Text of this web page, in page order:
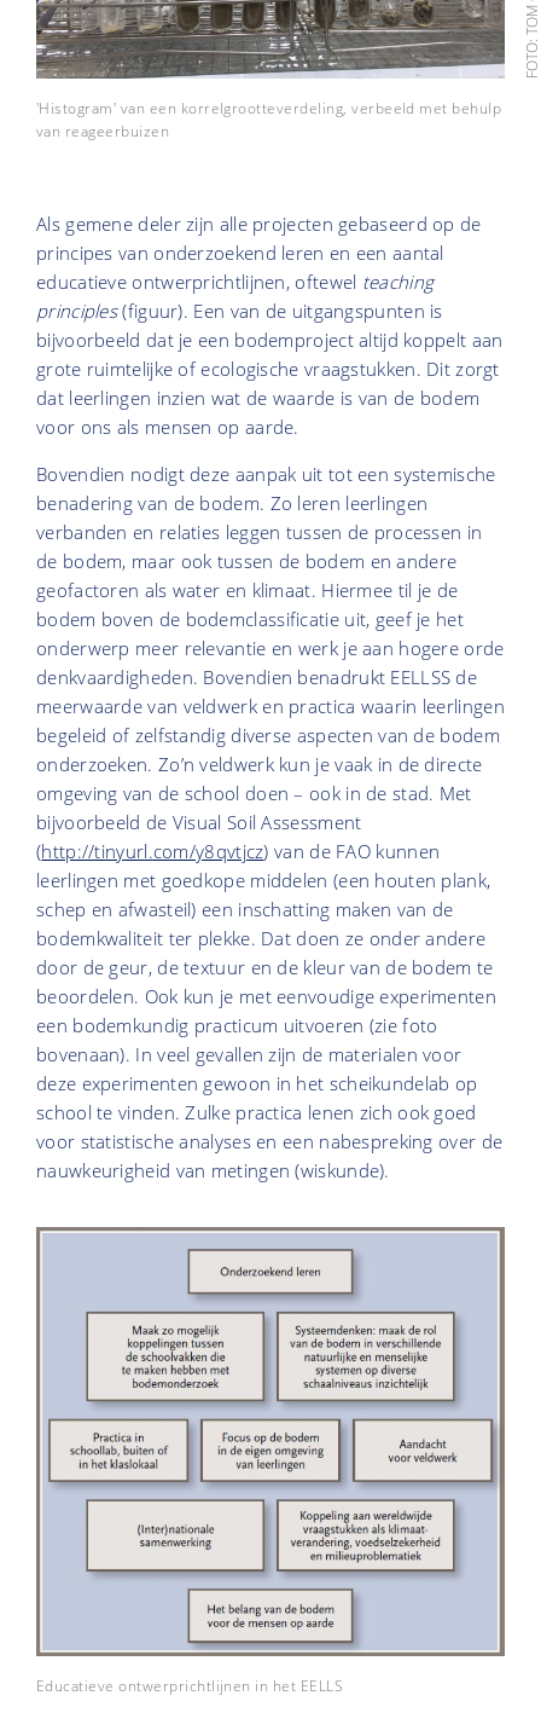
'Histogram' van een korrelgrootteverdeling, verbeeld met behulp
van reageerbuizen
Als gemene deler zijn alle projecten gebaseerd op de
principes van onderzoekend leren en een aantal
educatieve ontwerprichtlijnen, oftewel teaching
principles(figuur). Een van de uitgangspunten is
bijvoorbeeld dat je een bodemproject altijd koppelt aan
grote ruimtelijke of ecologische vraagstukken. Dit zorgt
dat leerlingen inzien wat de waarde is van de bodem
voor ons als mensen op aarde.
Bovendien nodigt deze aanpak uit tot een systemische
benadering van de bodem. Zo leren leerlingen
verbanden en relaties leggen tussen de processen in
de bodem, maar ook tussen de bodem en andere
geofactoren als water en klimaat. Hiermee til je de
bodem boven de bodemclassificatie uit, geef je het
onderwerp meer relevantie en werk je aan hogere orde
denkvaardigheden. Bovendien benadrukt EELLSS de
meerwaarde van veldwerk en practica waarin leerlingen
begeleid of zelfstandig diverse aspecten van de bodem
onderzoeken. Zo’n veldwerk kun je vaak in de directe
omgeving van de school doen – ook in de stad. Met
bijvoorbeeld de Visual Soil Assessment
(http://tinyurl.com/y8qvtjcz) van de FAO kunnen
leerlingen met goedkope middelen (een houten plank,
schep en afwasteil) een inschatting maken van de
bodemkwaliteit ter plekke. Dat doen ze onder andere
door de geur, de textuur en de kleur van de bodem te
beoordelen. Ook kun je met eenvoudige experimenten
een bodemkundig practicum uitvoeren (zie foto
bovenaan). In veel gevallen zijn de materialen voor
deze experimenten gewoon in het scheikundelab op
school te vinden. Zulke practica lenen zich ook goed
voor statistische analyses en een nabespreking over de
nauwkeurigheid van metingen (wiskunde).
Educatieve ontwerprichtlijnen in het EELLS